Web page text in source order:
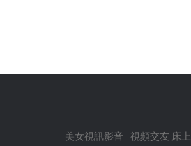
美女視訊影音 視頻交友 床